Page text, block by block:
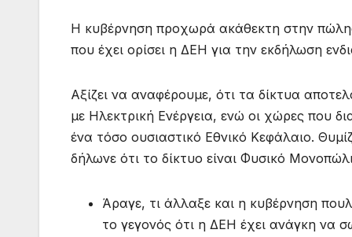
Η κυβέρνηση προχωρά ακάθεκτη στην
που έχει ορίσει η ΔΕΗ για την εκδήλωση
Αξίζει να αναφέρουμε, ότι τα δίκτυα
με Ηλεκτρική Ενέργεια, ενώ οι χώρες που
ένα τόσο ουσιαστικό Εθνικό Κεφάλαιο.
δήλωνε ότι το δίκτυο είναι Φυσικό
Άραγε, τι άλλαξε και η κυβέρνηση
το γεγονός ότι η ΔΕΗ έχει ανάγκη να